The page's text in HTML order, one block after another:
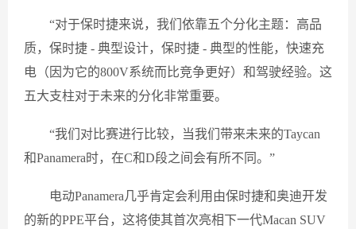
“对于保时捷来说，我们依靠五个分化主题：高品
质，保时捷 - 典型设计，保时捷 - 典型的性能，快速充
电（因为它的800V系统而比竞争更好）和驾驶经验。这
五大支柱对于未来的分化非常重要。
“我们对比赛进行比较，当我们带来未来的Taycan
和Panamera时，在C和D段之间会有所不同。”
电动Panamera几乎肯定会利用由保时捷和奥迪开发
的新的PPE平台，这将使其首次亮相下一代Macan SUV